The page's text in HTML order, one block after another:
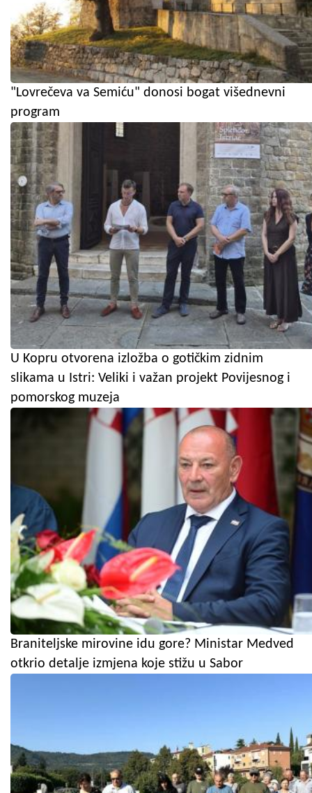
"Lovrečeva va Semiću" donosi bogat višednevni
program
U Kopru otvorena izložba o gotičkim zidnim
slikama u Istri: Veliki i važan projekt Povijesnog i
pomorskog muzeja
Braniteljske mirovine idu gore? Ministar Medved
otkrio detalje izmjena koje stižu u Sabor